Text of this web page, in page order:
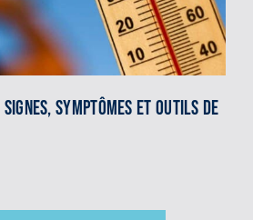
symptômes et outils de